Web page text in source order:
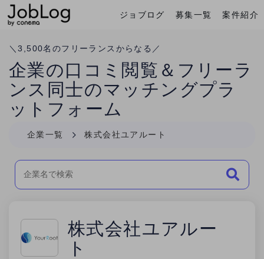
案件紹介
募集一覧
ジョブログ
＼3,500名のフリーランスからなる／
企業の口コミ閲覧＆フリーラ
ンス同士のマッチングプラ
ットフォーム
企業一覧 株式会社ユアルート
株式会社ユアルー
ト